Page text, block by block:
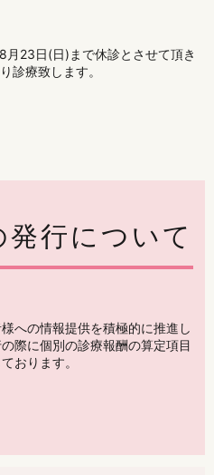
23日(日)まで休診とさせて頂き
診療致します。
行について
への情報提供を積極的に推進し
際に個別の診療報酬の算定項目
おります。